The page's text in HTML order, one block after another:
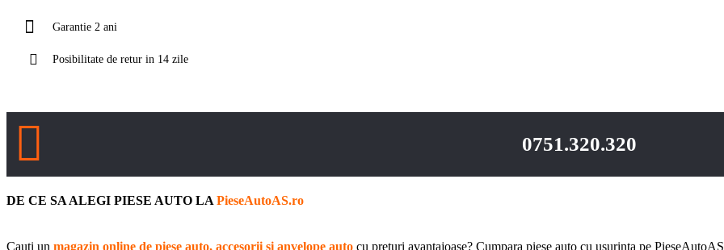
Garantie 2 ani
Posibilitate de retur in 14 zile
0751.320.320
DE CE SA ALEGI PIESE AUTO LA PieseAutoAS.ro
Cauti un magazin online de piese auto, accesorii si anvelope auto cu preturi avantajoase? Cumpara piese auto cu usurinta pe